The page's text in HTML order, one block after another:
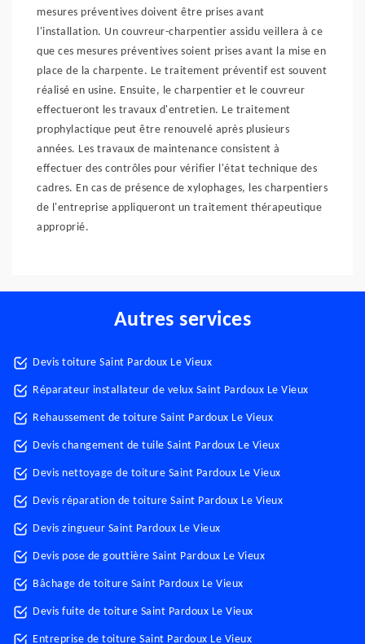
mesures préventives doivent être prises avant
l'installation. Un couvreur-charpentier assidu veillera à ce
que ces mesures préventives soient prises avant la mise en
place de la charpente. Le traitement préventif est souvent
réalisé en usine. Ensuite, le charpentier et le couvreur
effectueront les travaux d'entretien. Le traitement
prophylactique peut être renouvelé après plusieurs
années. Les travaux de maintenance consistent à
effectuer des contrôles pour vérifier l'état technique des
cadres. En cas de présence de xylophages, les charpentiers
de l'entreprise appliqueront un traitement thérapeutique
approprié.
Autres services
Devis toiture Saint Pardoux Le Vieux
Réparateur installateur de velux Saint Pardoux Le Vieux
Rehaussement de toiture Saint Pardoux Le Vieux
Devis changement de tuile Saint Pardoux Le Vieux
Devis nettoyage de toiture Saint Pardoux Le Vieux
Devis réparation de toiture Saint Pardoux Le Vieux
Devis zingueur Saint Pardoux Le Vieux
Devis pose de gouttière Saint Pardoux Le Vieux
Bâchage de toiture Saint Pardoux Le Vieux
Devis fuite de toiture Saint Pardoux Le Vieux
Entreprise de toiture Saint Pardoux Le Vieux